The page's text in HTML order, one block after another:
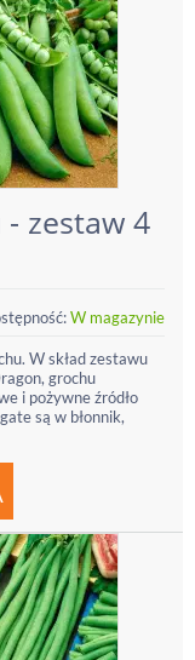
zestaw 4
W magazynie
W skład zestawu
grochu
i pożywne źródło
są w błonnik,